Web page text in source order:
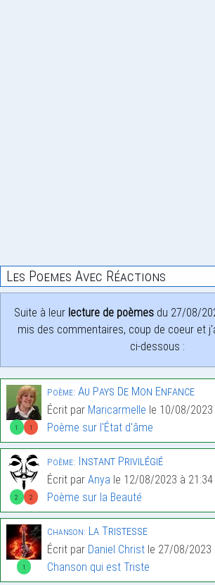
Les Poemes Avec Réactions
Suite à leur lecture de poèmesdu 27/08/
mis des commentaires, coup de coeur et
ci-dessous :
1 1
Poème: Au Pays De Mon Enfance
Écrit par Maricarmelle le 10/08/2023
Poème sur l'État d'âme
2 2
Poème: Instant Privilégié
Écrit par Anya le 12/08/2023 à 21:34
Poème sur la Beauté
1
Chanson: La Tristesse
Écrit par Daniel Christ le 27/08/2023
Chanson qui est Triste